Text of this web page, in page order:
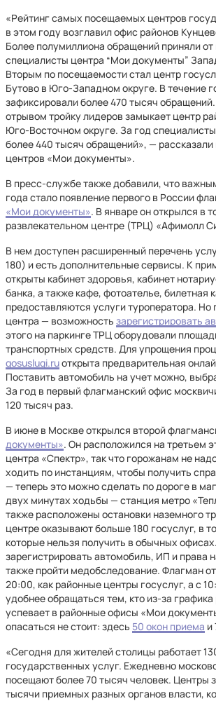
«Рейтинг самых посещаемых центров
в этом году возглавил офис районов
Более полумиллиона обращений приняли
специалисты центра “Мои документы”
Вторым по посещаемости стал центр
Бутово в Юго-Западном округе. В течение
зафиксировали более 470 тысяч
отрывом тройку лидеров замыкает центр
Юго-Восточном округе. За год
более 440 тысяч обращений», —
центров «Мои документы».
В пресс-службе также добавили, что
года стало появление первого в России
«Мои документы». В январе он открылся в
развлекательном центре (ТРЦ) «Афимолл
В нем доступен расширенный перечень
180) и есть дополнительные сервисы. К
открыты кабинет здоровья, кабинет
банка, а также кафе, фотоателье, билетная
предоставляются услуги туроператора. Но
центра — возможность зарегистрировать
этого на паркинге ТРЦ оборудовали
транспортных средств. Для упрощения
gosuslugi.ruоткрыта предварительная
Поставить автомобиль на учет можно,
За год в первый флагманский офис
120 тысяч раз.
В июне в Москве открылся второй
документы». Он расположился на третьем
центра «Спектр», так что горожанам не
ходить по инстанциям, чтобы получить
— теперь это можно сделать по дороге в
двух минутах ходьбы — станция метро
также расположены остановки наземного
центре оказывают больше 180 госуслуг, в
которые нельзя получить в обычных
зарегистрировать автомобиль, ИП и права
также пройти медобследование. Флагман
20:00, как районные центры госуслуг, а с
удобнее обращаться тем, кто из-за
успевает в районные офисы «Мои
опасаться не стоит: здесь 50 окон приема и
«Сегодня для жителей столицы работает
государственных услуг. Ежедневно
посещают более 70 тысяч человек. Центры
тысячи приемных разных органов власти,